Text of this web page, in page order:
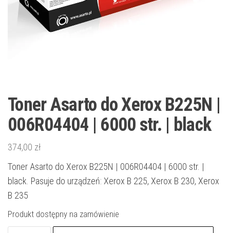
Toner Asarto do Xerox B225N |
006R04404 | 6000 str. | black
374,00 zł
Toner Asarto do Xerox B225N | 006R04404 | 6000 str. |
black. Pasuje do urządzeń: Xerox B 225, Xerox B 230, Xerox
B 235
Produkt dostępny na zamówienie